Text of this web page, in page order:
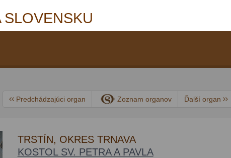
Predchádzajúci organ Zoznam organov Ďalší organ
TRSTÍN, OKRES TRNAVA
KOSTOL SV. PETRA A PAVLA